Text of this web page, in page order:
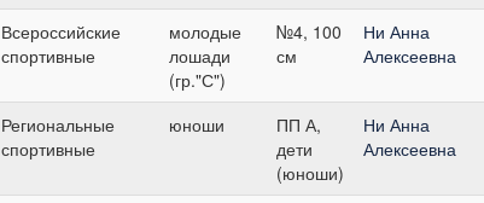
Всероссийские
спортивные
молодые
лошади
(гр."С")
№4, 100
см
Ни Анна
Алексеевна
Региональные
спортивные
юноши
ПП А,
дети
(юноши)
Ни Анна
Алексеевна